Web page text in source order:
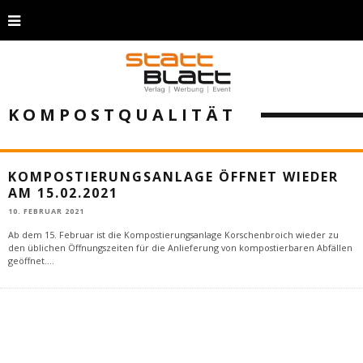
KOMPOSTQUALITÄT
KOMPOSTIERUNGSANLAGE ÖFFNET WIEDER
AM 15.02.2021
10. FEBRUAR 2021
Ab dem 15. Februar ist die Kompostierungsanlage Korschenbroich wieder zu
den üblichen Öffnungszeiten für die Anlieferung von kompostierbaren Abfällen
geöffnet....